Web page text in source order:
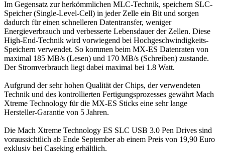
Im Gegensatz zur herkömmlichen MLC-Technik, speichern SLC-
Speicher (Single-Level-Cell) in jeder Zelle ein Bit und sorgen
dadurch für einen schnelleren Datentransfer, weniger
Energieverbrauch und verbesserte Lebensdauer der Zellen. Diese
High-End-Technik wird vorwiegend bei Hochgeschwindigkeits-
Speichern verwendet. So kommen beim MX-ES Datenraten von
maximal 185 MB/s (Lesen) und 170 MB/s (Schreiben) zustande.
Der Stromverbrauch liegt dabei maximal bei 1.8 Watt.
Aufgrund der sehr hohen Qualität der Chips, der verwendeten
Technik und des kontrollierten Fertigungsprozesses gewährt Mach
Xtreme Technology für die MX-ES Sticks eine sehr lange
Hersteller-Garantie von 5 Jahren.
Die Mach Xtreme Technology ES SLC USB 3.0 Pen Drives sind
voraussichtlich ab Ende September ab einem Preis von 19,90 Euro
exklusiv bei Caseking erhältlich.